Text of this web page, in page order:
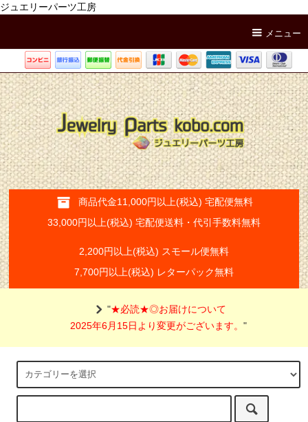
ジュエリーパーツ工房
メニュー
商品代金11,000円以上(税込) 宅配便無料
33,000円以上(税込) 宅配便送料・代引手数料無料
2,200円以上(税込) スモール便無料
7,700円以上(税込) レターパック無料
"★必読★◎お届けについて
2025年6月15日より変更がございます。"